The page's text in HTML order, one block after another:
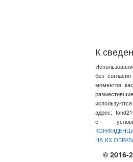
К
без
моментов,
адрес:
с
НА ИХ
© 2016-